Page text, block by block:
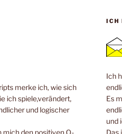
merke ich, wie sich
ich spiele,verändert,
und logischer
ICH
Ich
Es
und